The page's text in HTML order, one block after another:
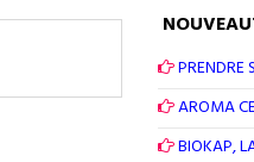
PRENDRE
AROMA
BIOKAP,